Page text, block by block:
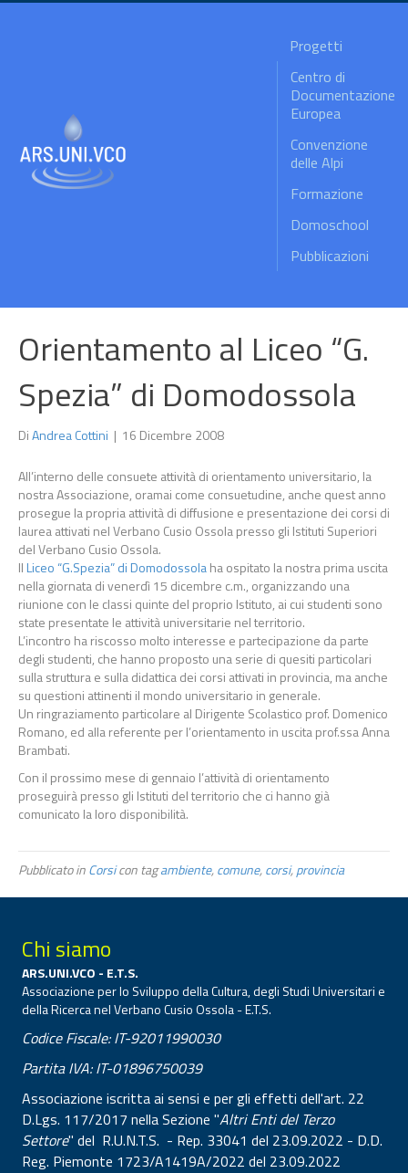
Progetti
Centro di
Documentazione
Europea
Convenzione
delle Alpi
Formazione
Domoschool
Pubblicazioni
Orientamento al Liceo “G.
Spezia” di Domodossola
DiAndrea Cottini | 16 Dicembre 2008
All’interno delle consuete attività di orientamento universitario, la
nostra Associazione, oramai come consuetudine, anche quest anno
prosegue la propria attività di diffusione e presentazione dei corsi di
laurea attivati nel Verbano Cusio Ossola presso gli Istituti Superiori
del Verbano Cusio Ossola.
IlLiceo “G.Spezia” di Domodossolaha ospitato la nostra prima uscita
nella giornata di venerdì 15 dicembre c.m., organizzando una
riunione con le classi quinte del proprio Istituto, ai cui studenti sono
state presentate le attività universitarie nel territorio.
L’incontro ha riscosso molto interesse e partecipazione da parte
degli studenti, che hanno proposto una serie di quesiti particolari
sulla struttura e sulla didattica dei corsi attivati in provincia, ma anche
su questioni attinenti il mondo universitario in generale.
Un ringraziamento particolare al Dirigente Scolastico prof. Domenico
Romano, ed alla referente per l’orientamento in uscita prof.ssa Anna
Brambati.
Con il prossimo mese di gennaio l’attività di orientamento
proseguirà presso gli Istituti del territorio che ci hanno già
comunicato la loro disponibilità.
Pubblicato inCorsicon tagambiente,comune,corsi,provincia
Chi siamo
ARS.UNI.VCO - E.T.S.
Associazione per lo Sviluppo della Cultura, degli Studi Universitari e
della Ricerca nel Verbano Cusio Ossola - E.T.S.
Codice Fiscale: IT-92011990030
Partita IVA: IT-01896750039
Associazione iscritta ai sensi e per gli effetti dell'art. 22
D.Lgs. 117/2017 nella Sezione "Altri Enti del Terzo
Settore" del R.U.N.T.S. - Rep. 33041 del 23.09.2022 - D.D.
Reg. Piemonte 1723/A1419A/2022 del 23.09.2022